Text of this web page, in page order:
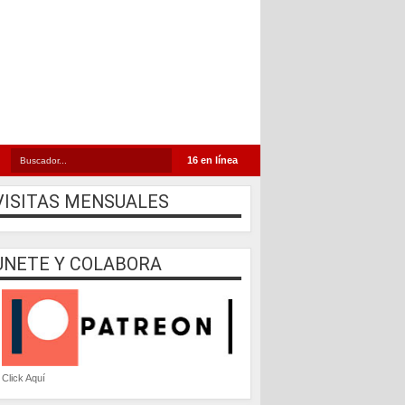
16 en línea
MENSUALES
Y COLABORA
Click Aquí